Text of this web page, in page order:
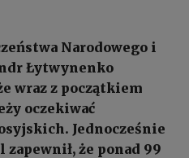
Narodowego i
Łytwynenko
wraz z początkiem
oczekiwać
Jednocześnie
że ponad 99